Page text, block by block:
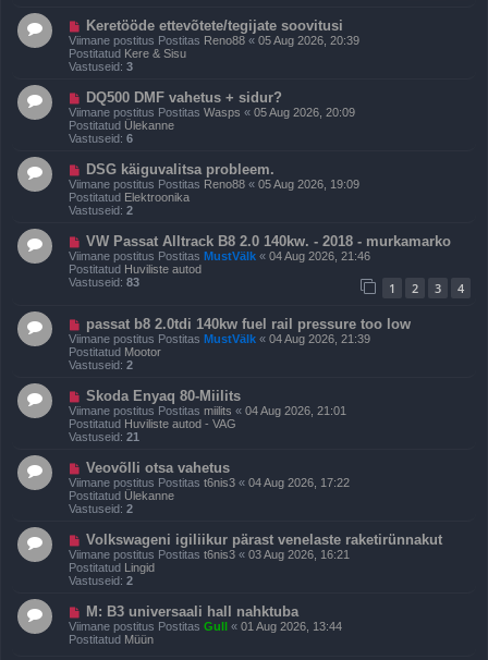
t
u
s
U
u
s
p
o
i
t
u
Keretööde ettevõtete/tegijate soovitusi
Viimane postitus Postitas Reno88 « 05 Aug 2026, 20:39
Postitatud Kere & Sisu
Vastuseid: 3
U
u
s
p
o
i
t
u
DQ500 DMF vahetus + sidur?
Viimane postitus Postitas Wasps « 05 Aug 2026, 20:09
Postitatud Ülekanne
Vastuseid: 6
U
u
s
p
o
i
t
u
DSG käiguvalitsa probleem.
Viimane postitus Postitas Reno88 « 05 Aug 2026, 19:09
Postitatud Elektroonika
Vastuseid: 2
U
u
s
p
o
t
u
s
VW Passat Alltrack B8 2.0 140kw. - 2018 - murkamarko
Viimane postitus Postitas MustVälk « 04 Aug 2026, 21:46
Postitatud Huviliste autod
Vastuseid: 83 1 2 3 4
U
u
s
p
i
t
u
passat b8 2.0tdi 140kw fuel rail pressure too low
Viimane postitus Postitas MustVälk « 04 Aug 2026, 21:39
Postitatud Mootor
Vastuseid: 2
U
u
s
p
i
t
u
Skoda Enyaq 80-Miilits
Viimane postitus Postitas miilits « 04 Aug 2026, 21:01
Postitatud Huviliste autod - VAG
Vastuseid: 21
U
u
s
p
i
t
u
Veovõlli otsa vahetus
Viimane postitus Postitas t6nis3 « 04 Aug 2026, 17:22
Postitatud Ülekanne
Vastuseid: 2
U
u
s
p
i
t
Volkswageni igiliikur pärast venelaste raketirünnakut
Viimane postitus Postitas t6nis3 « 03 Aug 2026, 16:21
Postitatud
Lingid
Vastuseid: 2
U
u
s
M: B3 universaali hall nahktuba
Viimane postitus Postitas Gull « 01 Aug 2026, 13:44
Postitatud Müün